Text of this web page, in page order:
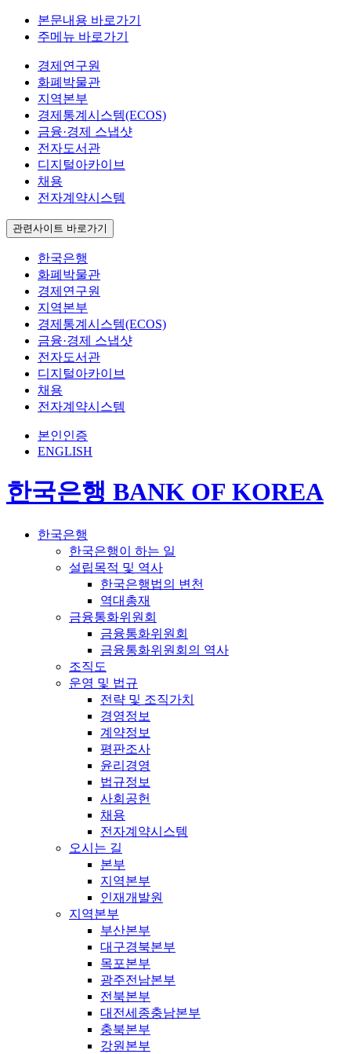
본문내용 바로가기
주메뉴 바로가기
경제연구원
화폐박물관
지역본부
경제통계시스템(ECOS)
금융·경제 스냅샷
전자도서관
디지털아카이브
채용
전자계약시스템
관련사이트 바로가기
한국은행
화폐박물관
경제연구원
지역본부
경제통계시스템(ECOS)
금융·경제 스냅샷
전자도서관
디지털아카이브
채용
전자계약시스템
본인인증
ENGLISH
한국은행 BANK OF KOREA
한국은행
한국은행이 하는 일
설립목적 및 역사
한국은행법의 변천
역대총재
금융통화위원회
금융통화위원회
금융통화위원회의 역사
조직도
운영 및 법규
전략 및 조직가치
경영정보
계약정보
평판조사
윤리경영
법규정보
사회공헌
채용
전자계약시스템
오시는 길
본부
지역본부
인재개발원
지역본부
부산본부
대구경북본부
목포본부
광주전남본부
전북본부
대전세종충남본부
충북본부
강원본부